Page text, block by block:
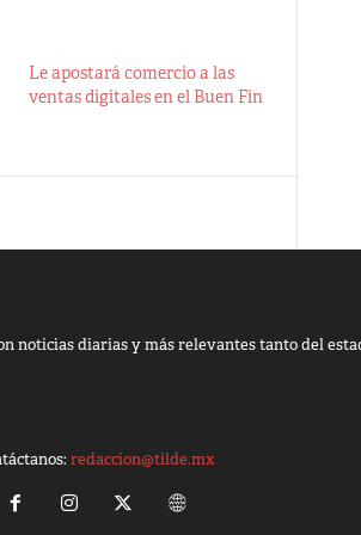
Le apostará comercio a las
ventas digitales en el Buen Fin
noticias diarias y más relevantes tanto del
redaccion@tilde.mx